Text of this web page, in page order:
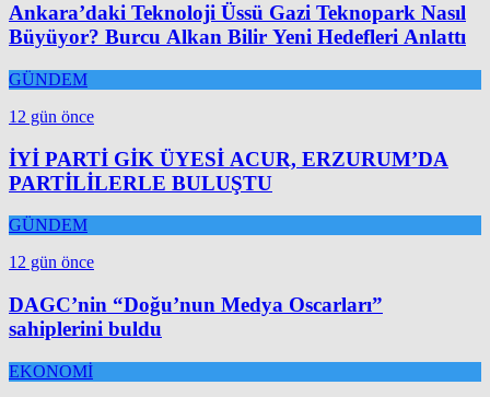
Ankara’daki Teknoloji Üssü Gazi Teknopark Nasıl
Büyüyor? Burcu Alkan Bilir Yeni Hedefleri Anlattı
GÜNDEM
12 gün önce
İYİ PARTİ GİK ÜYESİ ACUR, ERZURUM’DA
PARTİLİLERLE BULUŞTU
GÜNDEM
12 gün önce
DAGC’nin “Doğu’nun Medya Oscarları”
sahiplerini buldu
EKONOMİ